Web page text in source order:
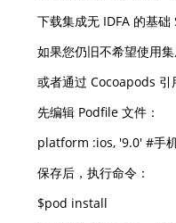
下载集成无 IDFA 的基础
如果您仍旧不希望使用
或者通过 Cocoapods 引
先编辑 Podfile 文件：
platform :ios, '9.0' #手
保存后，执行命令：
$pod install